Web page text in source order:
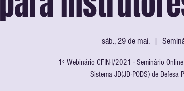
sáb., 29 de mai.
  |
1º Webinário CFIN-I/2021 - Seminário
Sistema JD(JD-PODS) de